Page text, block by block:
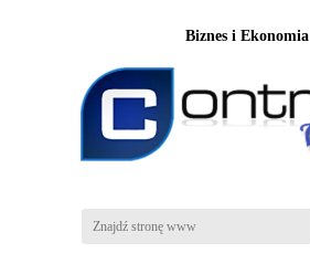
Biznes i Ekonomia